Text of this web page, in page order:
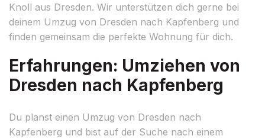
Knoll aus Dresden. Wir unterstützen dich gerne bei
deinem Umzug von Dresden nach Kapfenberg und
finden gemeinsam die perfekte Wohnung für dich.
Erfahrungen: Umziehen von
Dresden nach Kapfenberg
Du planst einen Umzug von Dresden nach
Kapfenberg und bist auf der Suche nach einem